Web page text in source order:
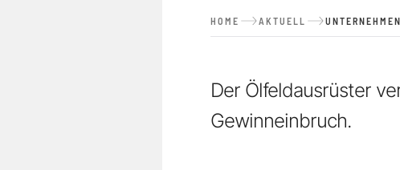
HOME AKTUELL UNTERNEHMEN
Der Ölfeldausrüster
Gewinneinbruch.